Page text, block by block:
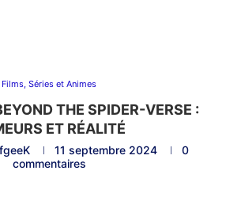
Films, Séries et Animes
THE SPIDER-VERSE :
ET RÉALITÉ
11 septembre 2024
0
commentaires